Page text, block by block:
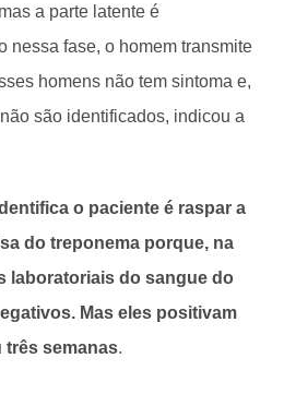
a parte latente é
nessa fase, o homem transmite
homens não tem sintoma e,
são identificados, indicou a
o paciente é raspar a
do treponema porque, na
laboratoriais do sangue do
Mas eles positivam
três semanas.